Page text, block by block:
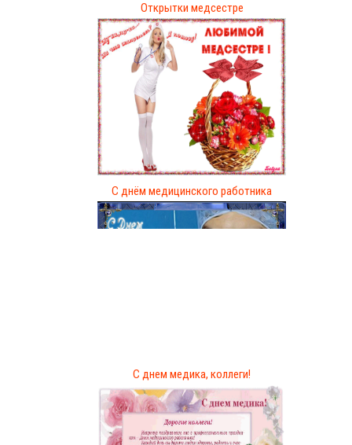
Открытки медсестре
С днём медицинского работника
С днем медика, коллеги!